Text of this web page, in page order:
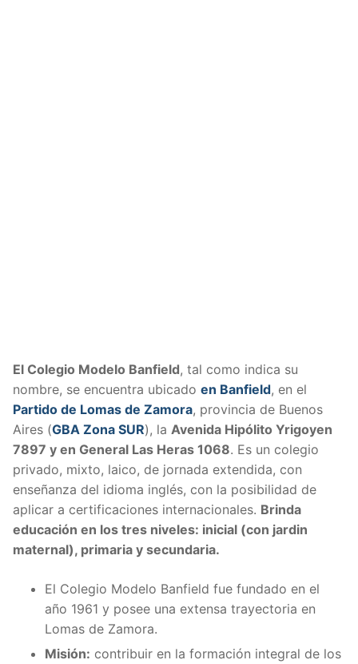
El Colegio Modelo Banfield, tal como indica su
nombre, se encuentra ubicado en Banfield, en el
Partido de Lomas de Zamora, provincia de Buenos
Aires (GBA Zona SUR), la Avenida Hipólito Yrigoyen
7897 y en General Las Heras 1068. Es un colegio
privado, mixto, laico, de jornada extendida, con
enseñanza del idioma inglés, con la posibilidad de
aplicar a certificaciones internacionales. Brinda
educación en los tres niveles: inicial (con jardin
maternal), primaria y secundaria.
El Colegio Modelo Banfield fue fundado en el
año 1961 y posee una extensa trayectoria en
Lomas de Zamora.
Misión: contribuir en la formación integral de los